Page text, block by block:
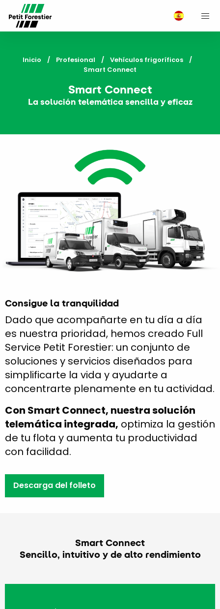
Inicio Profesional
Vehículos frigoríficos
Current:
Smart Connect
Smart Connect
La solución telemática sencilla y eficaz
Consigue la tranquilidad
Dado que acompañarte en tu día a día
es nuestra prioridad, hemos creado Full
Service Petit Forestier: un conjunto de
soluciones y servicios diseñados para
simplificarte la vida y ayudarte a
concentrarte plenamente en tu actividad.
Con Smart Connect, nuestra solución
telemática integrada, optimiza la gestión
de tu flota y aumenta tu productividad
con facilidad.
Descarga del folleto
Smart Connect
Sencillo, intuitivo y de alto rendimiento